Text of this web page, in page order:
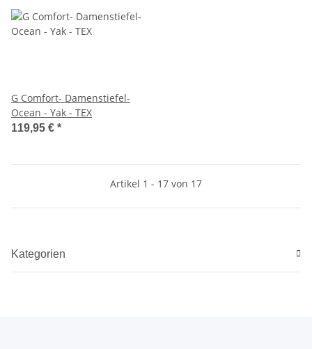
G Comfort- Damenstiefel-
Ocean - Yak - TEX
119,95 € *
Artikel 1 - 17 von 17
Kategorien